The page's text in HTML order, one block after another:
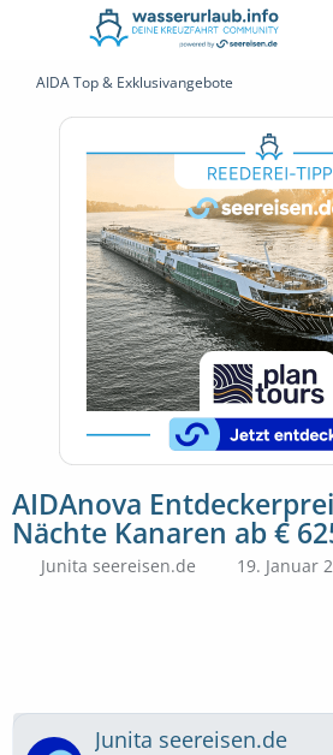
AIDA Top & Exklusivangebote
AIDAnova
Nächte Kanaren ab €
Junita seereisen.de 19. Januar
Junita seereisen.de